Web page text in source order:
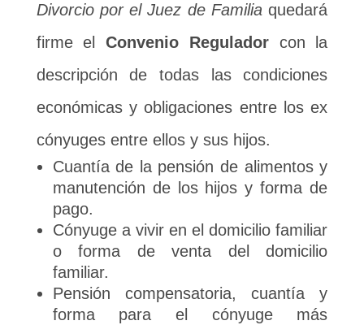
Divorcio por el Juez de Familiaquedará
firme elConvenio Reguladorcon la
descripción de todas las condiciones
económicas y obligaciones entre los ex
cónyuges entre ellos y sus hijos.
Cuantía de la pensión de alimentos y
manutención de los hijos y forma de
pago.
Cónyuge a vivir en el domicilio familiar
o forma de venta del domicilio
familiar.
Pensión compensatoria, cuantía y
forma para el cónyuge más